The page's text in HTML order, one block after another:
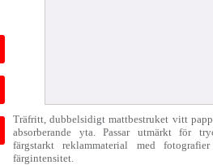
Träfritt, dubbelsidigt mattbestruket vitt
absorberande yta. Passar utmärkt för
färgstarkt reklammaterial med
färgintensitet.